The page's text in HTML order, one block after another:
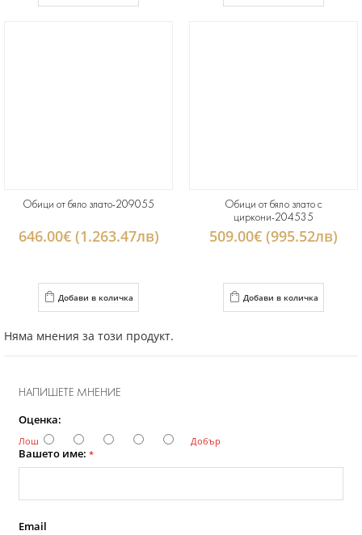
Обици от бяло злато-209055
646.00€ (1.263.47лв)
Добави в количка
Обици от бяло злато с
циркони-204535
509.00€ (995.52лв)
Добави в количка
Няма мнения за този продукт.
НАПИШЕТЕ МНЕНИЕ
Оценка:
Лош Добър
Вашето име: *
Email